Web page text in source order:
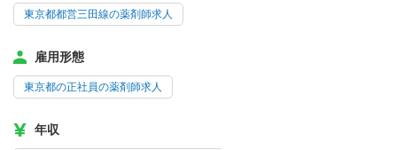
東京都都営三田線の薬剤師求人
雇用形態
東京都の正社員の薬剤師求人
年収